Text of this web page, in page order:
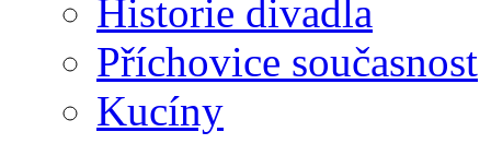
Historie divadla
Příchovice současnost
Kucíny